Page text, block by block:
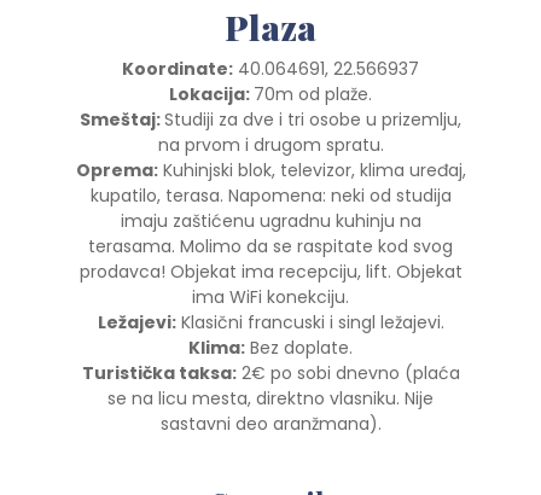
Plaza
Koordinate: 40.064691, 22.566937
Lokacija: 70m od plaže.
Smeštaj:Studiji za dve i tri osobe u prizemlju,
na prvom i drugom spratu.
Oprema:Kuhinjski blok, televizor, klima uređaj,
kupatilo, terasa. Napomena: neki od studija
imaju zaštićenu ugradnu kuhinju na
terasama. Molimo da se raspitate kod svog
prodavca! Objekat ima recepciju, lift. Objekat
ima WiFi konekciju.
Ležajevi:Klasični francuski i singl ležajevi.
Klima: Bez doplate.
Turistička taksa:2€ po sobi dnevno (plaća
se na licu mesta, direktno vlasniku. Nije
sastavni deo aranžmana).